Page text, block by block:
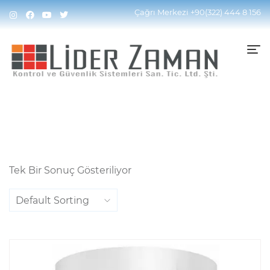
Çağrı Merkezi+90(322) 444 8 156
Home
Ürünler “4MP DARK FIGHTER Motorize Dome
Kamera” Olarak Etiketlendi
Tek Bir Sonuç Gösteriliyor
Default Sorting